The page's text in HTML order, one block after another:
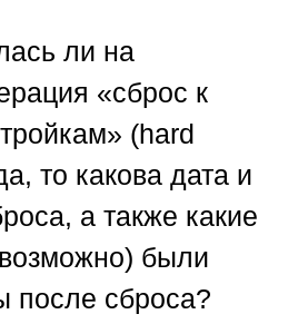
ли на
«сброс к
(hard
то какова дата и
а также какие
были
после сброса?